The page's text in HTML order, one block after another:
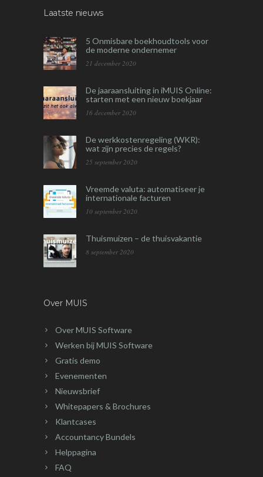
Laatste nieuws
5 Onmisbare boekhoudtools voor
de moderne ondernemer
21 december 2020
De jaaraansluiting in iMUIS Online:
starten met een nieuw boekjaar
16 december 2020
De werkkostenregeling (WKR):
wat zijn precies de regels?
25 september 2020
Vreemde valuta: automatiseer je
internationale facturen
10 september 2020
Thuismuizen – de thuisvakantie
8 september 2020
Over MUIS
Over MUIS Software
Werken bij MUIS Software
Gratis demo
Evenementen
Nieuwsbrief
Whitepapers & Brochures
Klantcases
Accountancy Bundels
Helppagina
FAQ